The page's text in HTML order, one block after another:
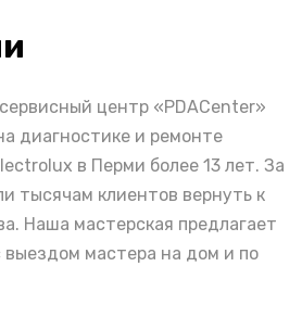
центр «PDACenter»
диагностике и ремонте
в Перми более 13 лет. За
тысячам клиентов вернуть к
Наша мастерская предлагает
выездом мастера на дом и по